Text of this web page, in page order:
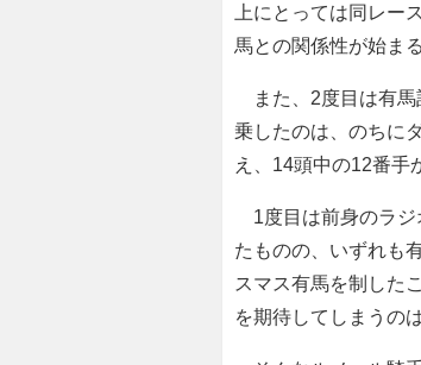
上にとっては同レー
馬との関係性が始ま
また、2度目は有馬
乗したのは、のちに
え、14頭中の12番手
1度目は前身のラジ
たものの、いずれも
スマス有馬を制した
を期待してしまうの